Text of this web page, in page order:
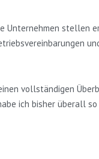
Unternehmen stellen
vollständigen
ich bisher überall